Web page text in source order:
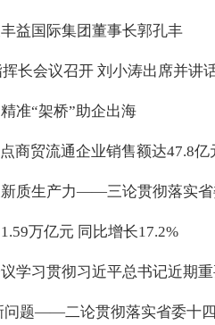
益国际集团董事长郭孔丰
长会议召开 刘小涛出席并讲
准“架桥”助企出海
商贸流通企业销售额达47.8
质生产力——三论贯彻落实
万亿元 同比增长17.2%
学习贯彻习近平总书记近期
问题——二论贯彻落实省委十